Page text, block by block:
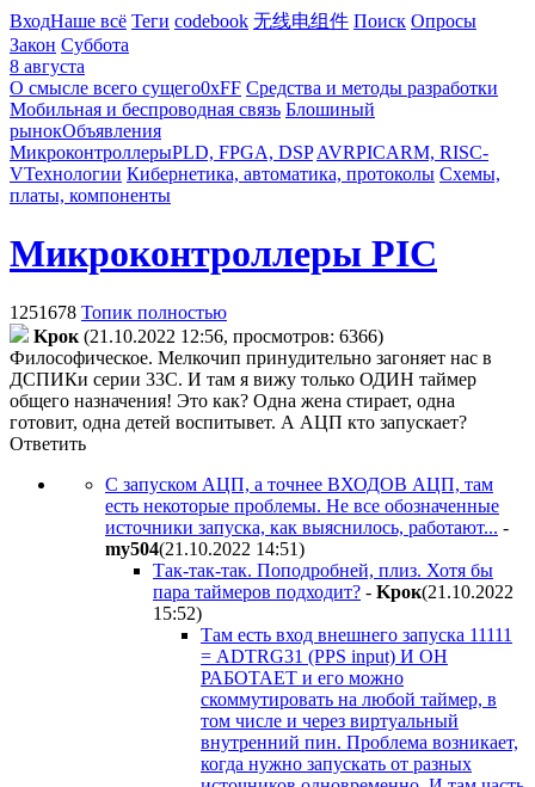
ВходНаше всё Теги codebook 无线电组件 Поиск Опросы
Закон Суббота
8 августа
О смысле всего сущего0xFF Средства и методы разработки
Мобильная и беспроводная связь Блошиный
рынокОбъявления
МикроконтроллерыPLD, FPGA, DSP AVRPICARM, RISC-
VТехнологии Кибернетика, автоматика, протоколы Схемы,
платы, компоненты
Микроконтроллеры PIC
1251678 Топик полностью
Kpoк (21.10.2022 12:56, просмотров: 6366)
Философическое. Мелкочип принудительно загоняет нас в
ДСПИКи серии 33С. И там я вижу только ОДИН таймер
общего назначения! Это как? Одна жена стирает, одна
готовит, одна детей воспитывет. А АЦП кто запускает?
Ответить
С запуском АЦП, а точнее ВХОДОВ АЦП, там
есть некоторые проблемы. Не все обозначенные
источники запуска, как выяснилось, работают... -
my504(21.10.2022 14:51)
Так-так-так. Поподробней, плиз. Хотя бы
пара таймеров подходит? - Kpoк(21.10.2022
15:52)
Там есть вход внешнего запуска 11111
= ADTRG31 (PPS input) И ОН
РАБОТАЕТ и его можно
скоммутировать на любой таймер, в
том числе и через виртуальный
внутренний пин. Проблема возникает,
когда нужно запускать от разных